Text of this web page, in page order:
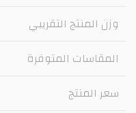
وزن المنتج التقريبي
المقاسات المتوفرة
سعر المنتج